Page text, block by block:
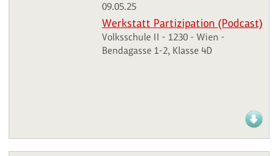
09.05.25
Werkstatt Partizipation (Podcast)
Volksschule II - 1230 - Wien -
Bendagasse 1-2, Klasse 4D